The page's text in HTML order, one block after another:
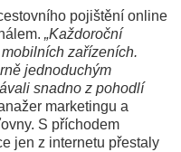
pojištění online
„Každoroční
zařízeních.
jednoduchým
snadno z pohodlí
marketingu a
S příchodem
jen z internetu přestaly